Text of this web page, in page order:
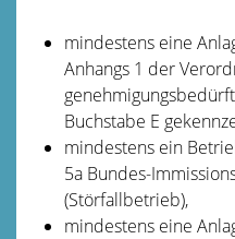
mindestens eine
Anhangs 1 der
Buchstabe E
mindestens ein
5a Bundes-
(Störfallbetrieb),
mindestens eine